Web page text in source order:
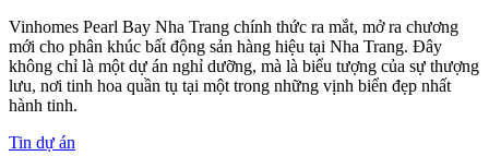
Vinhomes Pearl Bay Nha Trang chính thức ra mắt, mở ra chương
mới cho phân khúc bất động sản hàng hiệu tại Nha Trang. Đây
không chỉ là một dự án nghỉ dưỡng, mà là biểu tượng của sự thượng
lưu, nơi tinh hoa quần tụ tại một trong những vịnh biển đẹp nhất
hành tinh.
Tin dự án